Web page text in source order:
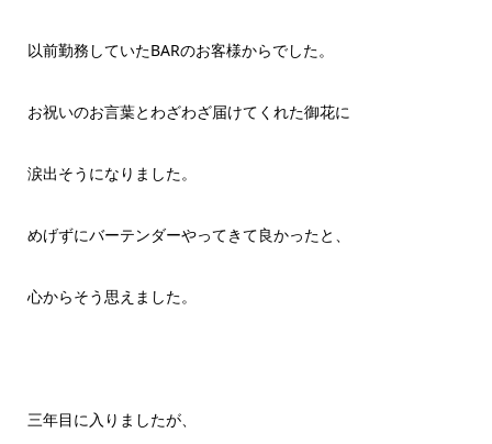
以前勤務していたBARのお客様からでした。
お祝いのお言葉とわざわざ届けてくれた御花に
涙出そうになりました。
めげずにバーテンダーやってきて良かったと、
心からそう思えました。
三年目に入りましたが、